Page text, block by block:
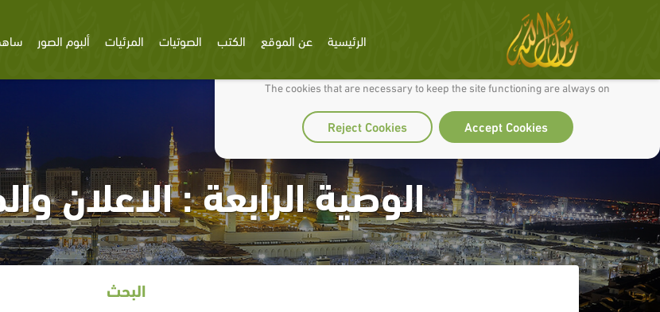
We use cookies to make our site work well for you and so we can continually improve it.
The cookies that are necessary to keep the site functioning are always on
Accept Cookies
Reject Cookies
الرئيسية عن الموقع الكتب الصوتيات المرئيات ألبوم الصور
الوصية الرابعة : الاعلان
البحث